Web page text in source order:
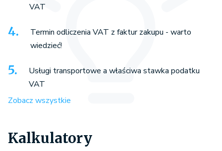
VAT
Termin odliczenia VAT z faktur zakupu - warto
wiedzieć!
Usługi transportowe a właściwa stawka podatku
VAT
Zobacz wszystkie
Kalkulatory